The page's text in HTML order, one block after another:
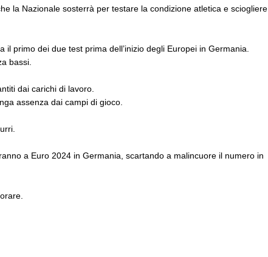
la Nazionale sosterrà per testare la condizione atletica e sciogliere
primo dei due test prima dell’inizio degli Europei in Germania.
bassi.
dai carichi di lavoro.
assenza dai campi di gioco.
a Euro 2024 in Germania, scartando a malincuore il numero in